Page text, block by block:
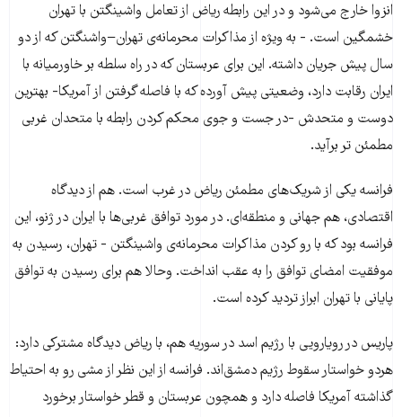
انزوا خارج می‌شود و در این رابطه ریاض از تعامل واشینگتن با تهران
خشمگین است. - به ویژه از مذاکرات محرمانه‌ی تهران−واشنگتن که از دو
سال پیش جریان داشته. این برای عربستان که در راه سلطه بر خاورمیانه با
ایران رقابت دارد، وضعیتی پیش آورده که با فاصله گرفتن از آمریکا- بهترین
دوست و متحدش -در جست و جوی محکم کردن رابطه با متحدان غربی
مطمئن تر برآید.
فرانسه یکی از شریک‌های مطمئن ریاض در غرب است. هم از دیدگاه
اقتصادی، هم جهانی و منطقه‌ای. در مورد توافق غربی‌ها با ایران در ژنو، این
فرانسه بود که با رو کردن مذاکرات محرمانه‌ی واشینگتن - تهران، رسیدن به
موفقیت امضای توافق را به عقب انداخت. وحالا هم برای رسیدن به توافق
پایانی با تهران ابراز تردید کرده است.
پاریس در رویارویی با رژیم اسد در سوریه هم، با ریاض دیدگاه مشترکی دارد:
هردو خواستار سقوط رژیم دمشق‌اند. فرانسه از این نظر از مشی رو به احتیاط
گذاشته آمریکا فاصله دارد و همچون عربستان و قطر خواستار برخورد